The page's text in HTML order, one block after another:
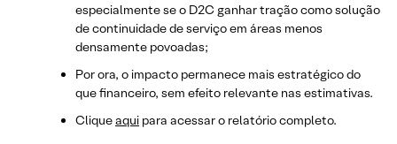
especialmente se o D2C ganhar tração como solução
de continuidade de serviço em áreas menos
densamente povoadas;
Por ora, o impacto permanece mais estratégico do
que financeiro, sem efeito relevante nas estimativas.
Cliqueaqui para acessar o relatório completo.